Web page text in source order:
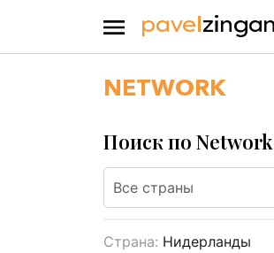
NETWORK
Поиск по Network
Страна: Нидерланды